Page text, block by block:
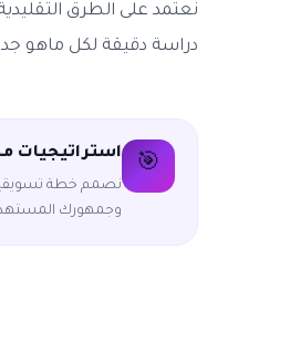
نعتمد على الطرق
دراسة دقيقة لكل ماهو
🎯
نصمم خطة
وجمهورك